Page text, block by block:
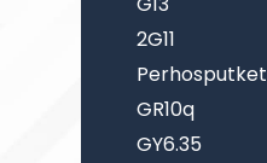
2G11
Perhosputket
GR10q
GY6.35